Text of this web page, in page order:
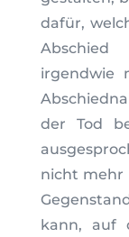
dafür,
irgendwie
der Tod
nicht mehr
kann, auf